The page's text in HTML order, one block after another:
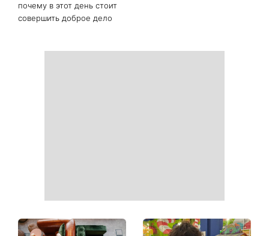
День ангела 9 августа:
Самый популярный летний